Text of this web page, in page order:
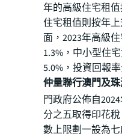
年的高級住宅租
住宅租值則按年
面，2023年高級
1.3%，中小型住
5.0%，投資回報
仲量聯行澳門及
門政府公佈自
分之五取得印花
數上限劃一設為